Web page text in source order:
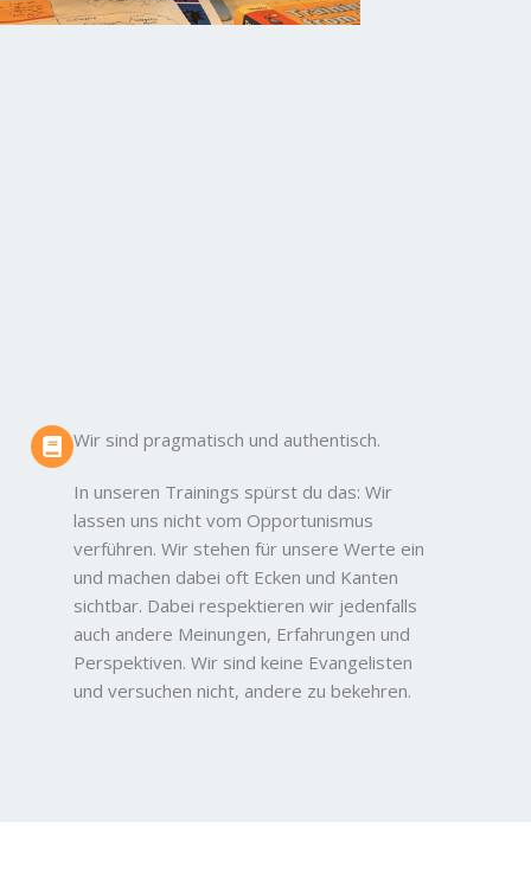
Wir sind pragmatisch und authentisch.
In unseren Trainings spürst du das: Wir
lassen uns nicht vom Opportunismus
verführen. Wir stehen für unsere Werte ein
und machen dabei oft Ecken und Kanten
sichtbar. Dabei respektieren wir jedenfalls
auch andere Meinungen, Erfahrungen und
Perspektiven. Wir sind keine Evangelisten
und versuchen nicht, andere zu bekehren.